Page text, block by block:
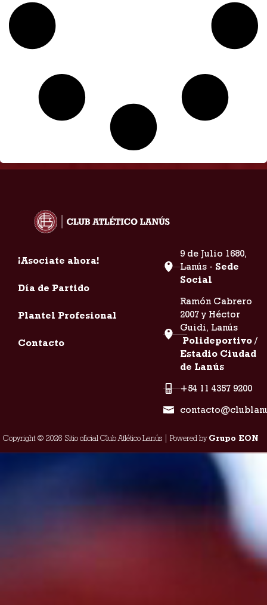
¡Asociate ahora!
Día de Partido
Plantel Profesional
Contacto
9 de Julio 1680,
Lanús - Sede
Social
Ramón Cabrero
2007 y Héctor
Guidi, Lanús
Polideportivo /
Estadio Ciudad
de Lanús
+54 11 4357 9200
Copyright © 2026 Sitio oficial Club Atlético Lanús | Powered byGrupo EON